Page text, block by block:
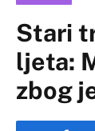
Stari
ljeta:
zbog